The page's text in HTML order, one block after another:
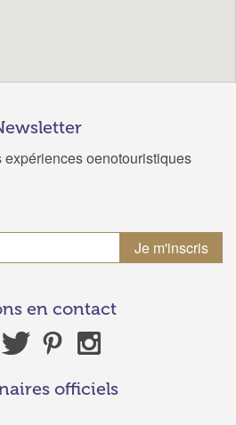
oenotouristiques
en contact
officiels